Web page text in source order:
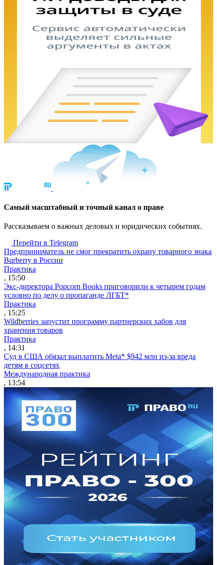
Cамый масштабный и точный канал о праве
Рассказываем о важных деловых и юридических событиях.
Перейти в Telegram
Предприниматель не смог прекратить охрану товарного знака
Burberry в России
Практика
, 15:50
Экс-директора Popcorn Books приговорили к четырем годам
условно по делу о пропаганде ЛГБТ*
Практика
, 15:25
Wildberries запустит программу партнерских хабов для
хранения товаров
Практика
, 14:31
Суд в США обязал выплатить Meta* $942 млн из-за вреда
детям в соцсетях
Международная практика
, 13:54